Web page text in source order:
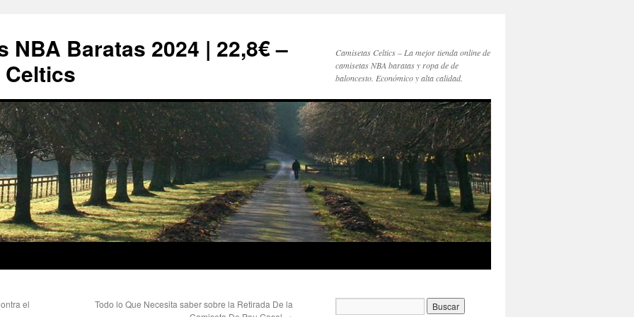
NBA Baratas 2024 | 22,8€ –
Camisetas Celtics – La mejor tienda online de
camisetas NBA baratas y ropa de de
baloncesto. Económico y alta calidad.
el
Todo lo Que Necesita saber sobre la Retirada De la